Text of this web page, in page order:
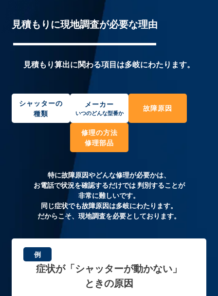
見積もりに現地調査が必要な理由
見積もり算出に関わる項目は多岐にわたります。
シャッターの
種類
メーカー
いつのどんな型番か
故障原因
修理の方法
修理部品
特に故障原因やどんな修理が必要かは、
お電話で状況を確認するだけでは 判別することが
非常に難しいです。
同じ症状でも故障原因は多岐にわたります。
だからこそ、現地調査を必要としております。
例
症状が「シャッターが動かない」
ときの原因